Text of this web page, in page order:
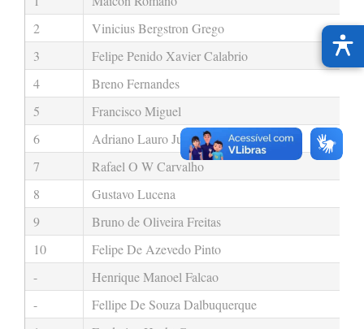
2
Vinicius Bergstron Grego
3
Felipe Penido Xavier Calabrio
4
Breno Fernandes
5
Francisco Miguel
6
Adriano Lauro Junior
7
Rafael O W Carvalho
8
Gustavo Lucena
9
Bruno de Oliveira Freitas
10
Felipe De Azevedo Pinto
-
Henrique Manoel Falcao
-
Fellipe De Souza Dalbuquerque